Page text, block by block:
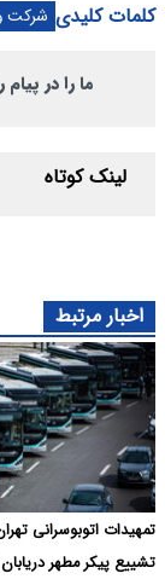
کلمات کلیدی شرکت
ما را در
لینک کوتاه
اخبار مرتبط
تمهیدات اتوبوسرانی
تشییع پیکر مطهر